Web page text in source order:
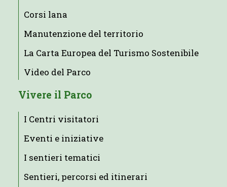
Corsi lana
Manutenzione del territorio
La Carta Europea del Turismo Sostenibile
Video del Parco
Vivere il Parco
I Centri visitatori
Eventi e iniziative
I sentieri tematici
Sentieri, percorsi ed itinerari